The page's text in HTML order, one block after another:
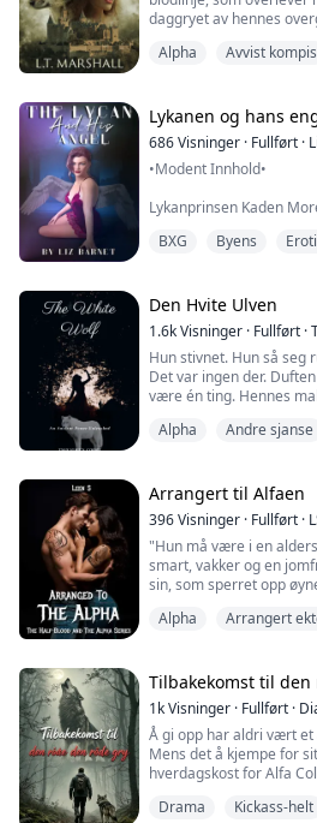
daggryet av hennes
partneren hun vil være
seg til. Colton Santo er
Alpha Avvist kompis
Lykanen og hans
686Visninger · Fullført ·
•Modent Innhold•
Lykanprinsen Kaden
den skadde engelen i
Fanget og holdt borte fra
Isabelle ingenting om
ondskapsfulle
for en ny, men farlig
BXG Byens
Den Hvite Ulven
1.6kVisninger · Fullført ·
Hun stivnet. Hun så
Det var ingen der.
være én ting. Hennes
Hun fulgte duften ned
verke av smerte.
døren.
Tårene begynte å falle. ...
Alpha Andre sjanse
Arrangert til Alfaen
396Visninger · Fullført ·
"Hun må være i en
smart, vakker og en
sin, som sperret opp
ikke...?"
en som aldri har blitt rørt
reiste seg fra sofaen.
"Hva skal vi gjøre,
Alpha Arrangert
Tilbakekomst til den
1kVisninger · Fullført ·
Å gi opp har aldri vært et
Mens det å kjempe for
hverdagskost for Alfa
stedet han aldri har kalt
Drama Kickass-helt